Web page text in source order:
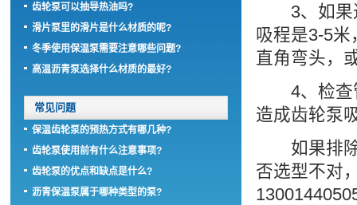
3、如果进
吸程是3-5
直角弯头，
4、检查管
造成齿轮泵
如果排除
否选型不对
齿轮泵可以抽导热油吗?
滑片泵里的滑片是什么材质的呢?
冬季使用保温泵需要注意哪些问题?
高温沥青泵选择什么材质的最好?
常见问题
保温齿轮泵的预热方式有哪几种?
齿轮泵使用前有什么注意事项?
齿轮泵的优点和缺点是什么?
沥青保温泵属于哪种类型的泵?